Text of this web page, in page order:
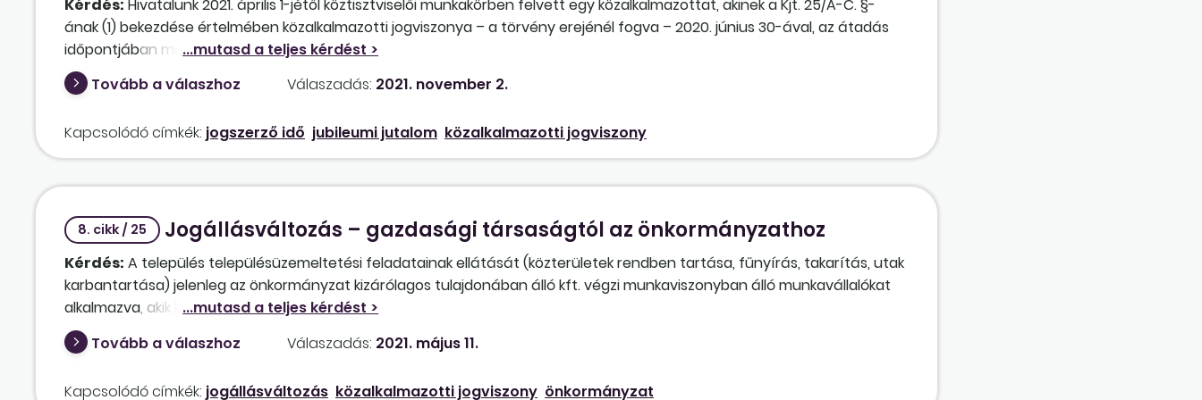
felmondás közlésének időpontjában öt éve áll fenn, így kéthavi távolléti díjnak megfelelő végkielégítésre jogosult. A
munkavállaló a felmondás közlésekor védett korú, de a felmondási idő alatt betölti a rá irányadó öregségi
nyugdíjkorhatárt (illetve megszerzi az előírt szolgálati időt), ami alapján a munkaviszony megszűnésekor már nyugdíjas
munkavállalónak minősül. Jár-e a munkavállalónak az emelt összegű végkielégítés?
Kérdés: Hivatalunk 2021. április 1-jétől köztisztviselői munkakörben felvett egy közalkalmazottat, akinek a Kjt. 25/A-C. §-
ának (1) bekezdése értelmében közalkalmazotti jogviszonya – a törvény erejénél fogva – 2020. június 30-ával, az átadás
időpontjában megszűnt. A 2020. június 30. és a 2021. március 31. közötti, Mt. hatálya alatti munkaviszony beszámít-e a
jubileumi jutalom esetében figyelembe vehető munkaviszonyba?
Tovább a válaszhoz Válaszadás: 2021. november 2.
Kapcsolódó címkék: jogszerző idő jubileumi jutalom közalkalmazotti jogviszony
8. cikk / 25 Jogállásváltozás – gazdasági társaságtól az önkormányzathoz
Kérdés: A település településüzemeltetési feladatainak ellátását (közterületek rendben tartása, fűnyírás, takarítás, utak
karbantartása) jelenleg az önkormányzat kizárólagos tulajdonában álló kft. végzi munkaviszonyban álló munkavállalókat
alkalmazva, akik közül egy fő szellemi, a többi munkavállaló pedig fizikai alkalmazott. Az önkormányzat meg kívánja
szüntetni a kft.-t, és a feladatok ellátását az önkormányzat tevékenységi körébe vonja, a munkavállalókat pedig
munkaviszonyban szeretné alkalmazni. A munkavállalók milyen jogviszony keretében foglalkoztathatók tovább az
Tovább a válaszhoz Válaszadás: 2021. május 11.
Kapcsolódó címkék: jogállásváltozás közalkalmazotti jogviszony önkormányzat